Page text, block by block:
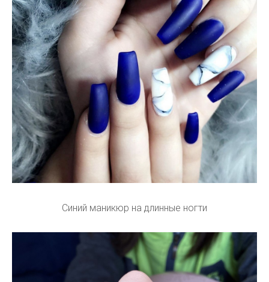
Синий маникюр на длинные ногти